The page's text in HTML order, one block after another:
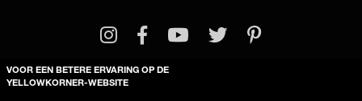
VOOR EEN BETERE ERVARING OP DE
YELLOWKORNER-WEBSITE